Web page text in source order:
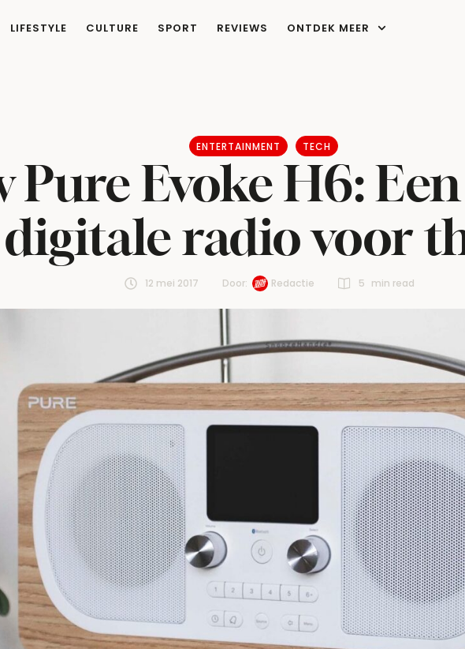
LIFESTYLE CULTURE SPORT REVIEWS ONTDEK MEER
ENTERTAINMENT TECH
Pure Evoke H6:
digitale radio voor
12 mei 2017 Door: Redactie 5 min read